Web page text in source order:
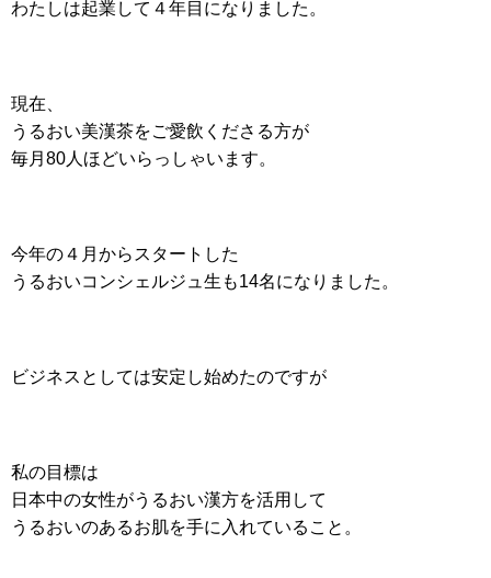
わたしは起業して４年目になりました。
現在、
うるおい美漢茶をご愛飲くださる方が
毎月80人ほどいらっしゃいます。
今年の４月からスタートした
うるおいコンシェルジュ生も14名になりました。
ビジネスとしては安定し始めたのですが
私の目標は
日本中の女性がうるおい漢方を活用して
うるおいのあるお肌を手に入れていること。